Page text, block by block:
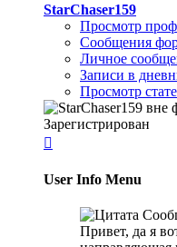
StarChaser159
Просмотр
Сообщения
Личное
Записи в
Просмотр
Зарегистрирован

User Info Menu
Привет, да я